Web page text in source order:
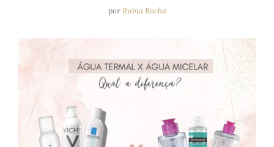
porRubia Rocha